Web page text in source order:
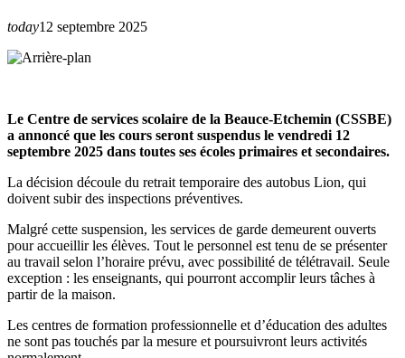
today12 septembre 2025
Le Centre de services scolaire de la Beauce-Etchemin (CSSBE)
a annoncé que les cours seront suspendus le vendredi 12
septembre 2025 dans toutes ses écoles primaires et secondaires.
La décision découle du retrait temporaire des autobus Lion, qui
doivent subir des inspections préventives.
Malgré cette suspension, les services de garde demeurent ouverts
pour accueillir les élèves. Tout le personnel est tenu de se présenter
au travail selon l’horaire prévu, avec possibilité de télétravail. Seule
exception : les enseignants, qui pourront accomplir leurs tâches à
partir de la maison.
Les centres de formation professionnelle et d’éducation des adultes
ne sont pas touchés par la mesure et poursuivront leurs activités